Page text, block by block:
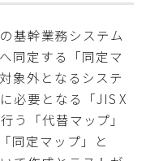
基幹業務システム
同定する「同定マ
象外となるシステ
必要となる「JIS X
う「代替マップ」
同定マップ」と